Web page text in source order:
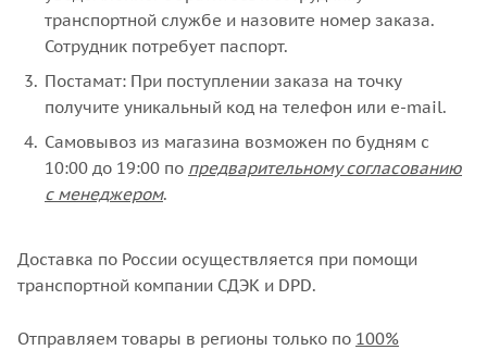
транспортной службе и назовите номер заказа.
Сотрудник потребует паспорт.
Постамат: При поступлении заказа на точку
получите уникальный код на телефон или e-mail.
Самовывоз из магазина возможен по будням с
10:00 до 19:00 по предварительному согласованию
с менеджером.
Доставка по России осуществляется при помощи
транспортной компании СДЭК и DPD.
Отправляем товары в регионы только по 100%